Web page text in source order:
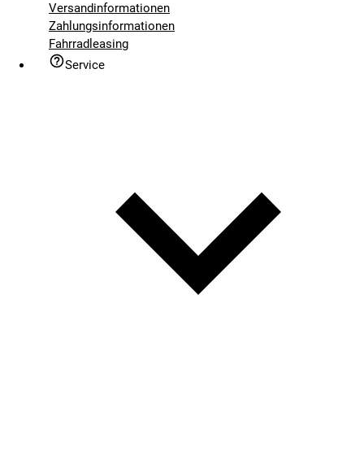
Versandinformationen
Zahlungsinformationen
Fahrradleasing
Service